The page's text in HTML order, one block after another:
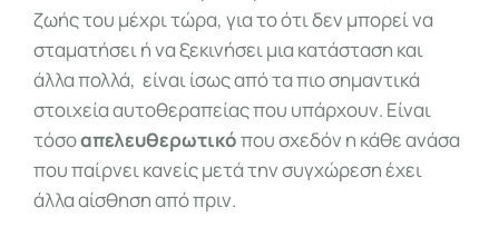
ζωής του μέχρι τώρα, για το ότι δεν μπορεί να
σταματήσει ή να ξεκινήσει μια κατάσταση και
άλλα πολλά, είναι ίσως από τα πιο σημαντικά
στοιχεία αυτοθεραπείας που υπάρχουν. Είναι
τόσοαπελευθερωτικόπου σχεδόν η κάθε ανάσα
που παίρνει κανείς μετά την συγχώρεση έχει
άλλα αίσθηση από πριν.